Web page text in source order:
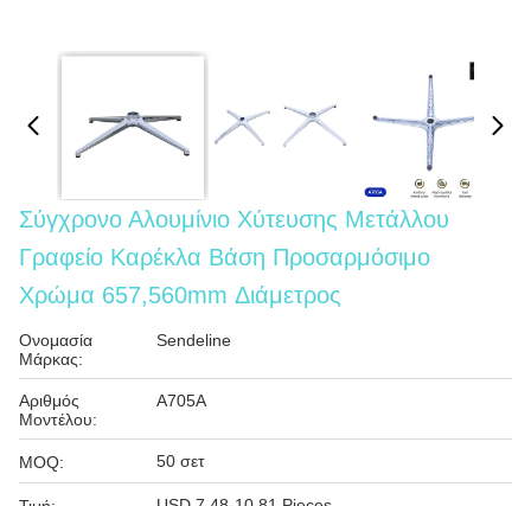
Σύγχρονο Αλουμίνιο Χύτευσης Μετάλλου
Γραφείο Καρέκλα Βάση Προσαρμόσιμο
Χρώμα 657,560mm Διάμετρος
Ονομασία
Μάρκας:
Sendeline
Αριθμός
Μοντέλου:
A705A
MOQ: 50 σετ